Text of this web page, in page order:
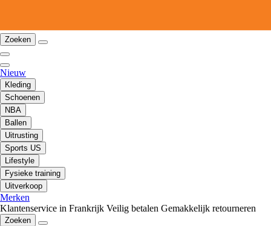
Zoeken
Nieuw
Kleding
Schoenen
NBA
Ballen
Uitrusting
Sports US
Lifestyle
Fysieke training
Uitverkoop
Merken
Klantenservice in Frankrijk Veilig betalen Gemakkelijk retourneren
Zoeken